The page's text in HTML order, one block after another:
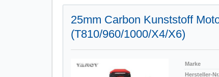
25mm Carbon Kunststoff
(T810/960/1000/X4/X6)
Marke
Hersteller-Nr.